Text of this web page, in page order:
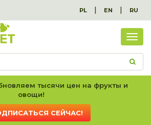
PL | EN | RU
вес
тысячи цен на фрукты и
овощи!
СЕЙЧАС!